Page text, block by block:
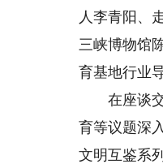
人李青阳、
三峡博物馆
育基地行业
在座谈交
育等议题深
文明互鉴系